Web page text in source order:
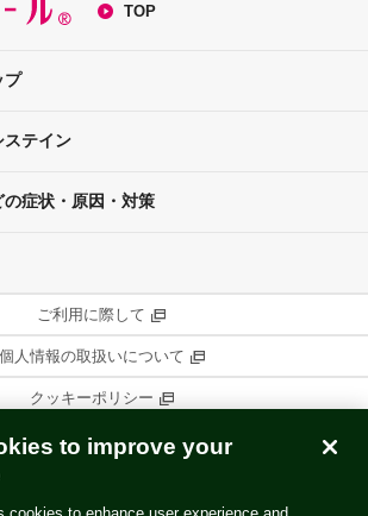
TOP
プ
ステイン
症状・原因・対策
ご利用に際して
個人情報の取扱いについて
クッキーポリシー
ミュニティ・ガイドライン
ェブプライバシーポリシー
to improve your